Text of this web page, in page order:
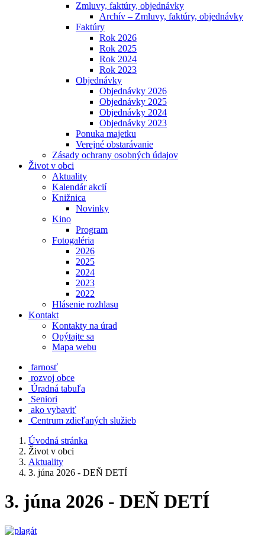
Zmluvy, faktúry, objednávky
Archív – Zmluvy, faktúry, objednávky
Faktúry
Rok 2026
Rok 2025
Rok 2024
Rok 2023
Objednávky
Objednávky 2026
Objednávky 2025
Objednávky 2024
Objednávky 2023
Ponuka majetku
Verejné obstarávanie
Zásady ochrany osobných údajov
Život v obci
Aktuality
Kalendár akcií
Knižnica
Novinky
Kino
Program
Fotogaléria
2026
2025
2024
2023
2022
Hlásenie rozhlasu
Kontakt
Kontakty na úrad
Opýtajte sa
Mapa webu
farnosť
rozvoj obce
Úradná tabuľa
Seniori
ako vybaviť
Centrum zdieľaných služieb
Úvodná stránka
Život v obci
Aktuality
3. júna 2026 - DEŇ DETÍ
3. júna 2026 - DEŇ DETÍ